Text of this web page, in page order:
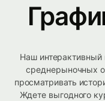
Наш интерактивный
среднерыночных
просматривать
Ждете выгодного